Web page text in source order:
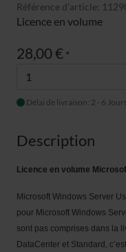
Référence d'article:
Licence en volume
28,00 € *
Délai de livraison: 2 - 6 Jours
Description
Licence en volume
Microsoft Windows Server
pour Microsoft Windows
sont pas comprises dans la
DataCenter et Standard,